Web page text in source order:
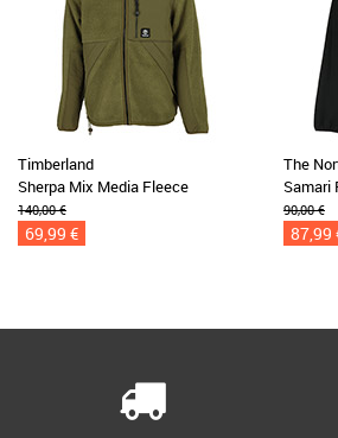
Timberland
Sherpa Mix Media Fleece
140,00 €
69,99 €
The
Samari
90,00 €
87,99